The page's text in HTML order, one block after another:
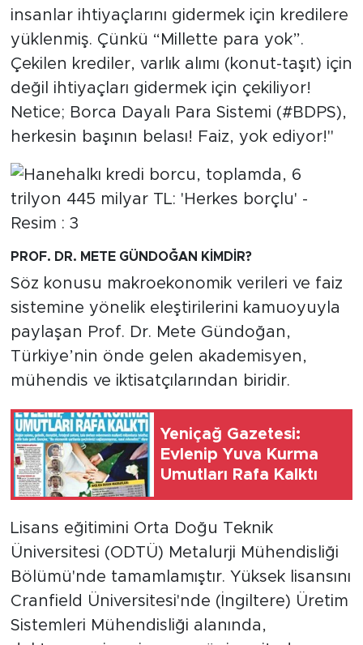
insanlar ihtiyaçlarını gidermek için kredilere
yüklenmiş. Çünkü “Millette para yok”.
Çekilen krediler, varlık alımı (konut-taşıt) için
değil ihtiyaçları gidermek için çekiliyor!
Netice; Borca Dayalı Para Sistemi (#BDPS),
herkesin başının belası! Faiz, yok ediyor!"
PROF. DR. METE GÜNDOĞAN KİMDİR?
Söz konusu makroekonomik verileri ve faiz
sistemine yönelik eleştirilerini kamuoyuyla
paylaşan Prof. Dr. Mete Gündoğan,
Türkiye’nin önde gelen akademisyen,
mühendis ve iktisatçılarından biridir.
Yeniçağ Gazetesi:
Evlenip Yuva Kurma
Umutları Rafa Kalktı
Lisans eğitimini Orta Doğu Teknik
Üniversitesi (ODTÜ) Metalurji Mühendisliği
Bölümü'nde tamamlamıştır. Yüksek lisansını
Cranfield Üniversitesi'nde (İngiltere) Üretim
Sistemleri Mühendisliği alanında,